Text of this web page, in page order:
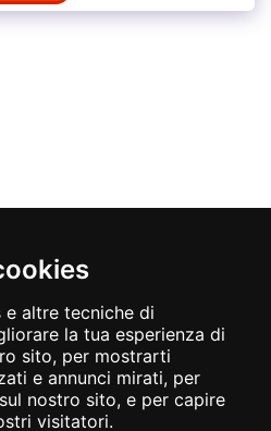
altre tecniche di
la tua esperienza di
sito, per mostrarti
e annunci mirati, per
nostro sito, e per capire
visitatori.